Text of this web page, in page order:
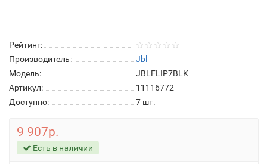
Рейтинг:
Производитель:
Jbl
Модель:
JBLFLIP7BLK
Артикул:
11116772
Доступно:
7 шт.
9 907р.
Есть в наличии